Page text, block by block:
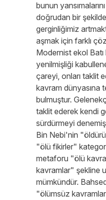
bunun
doğrudan bir
gerginliğimiz
aşmak için farklı
Modernist ekol Batı
yenilmişliği
çareyi, onları taklit
kavram dünyasına
bulmuştur.
taklit ederek kendi
sürdürmeyi
Bin Nebi'nin
"ölü fikirler"
metaforu "ölü
kavramlar" şekline
mümkündür.
"ölümsüz